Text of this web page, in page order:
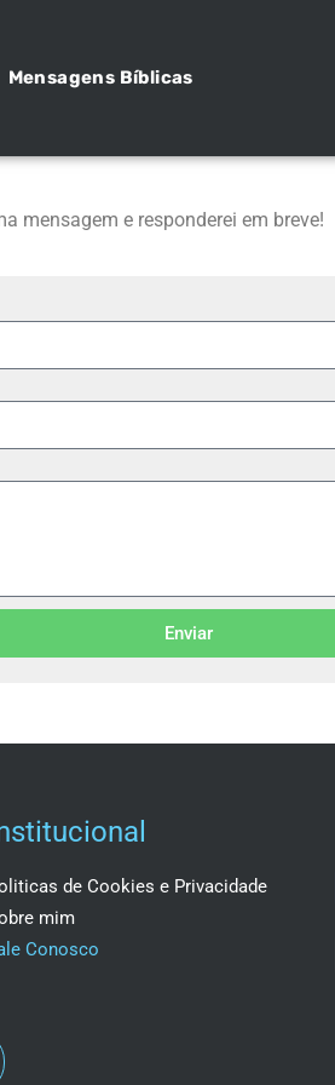
Mensagens Bíblicas
mensagem e responderei em breve!
Enviar
de Cookies e Privacidade
mim
Conosco